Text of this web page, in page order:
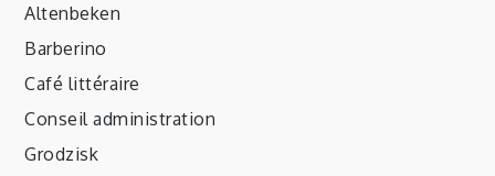
Altenbeken
Barberino
Café littéraire
Conseil administration
Grodzisk